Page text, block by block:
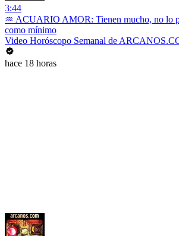
3:44
♒ ACUARIO AMOR: Tienen mucho, no lo
como mínimo
Video Horóscopo Semanal de
hace 18 horas